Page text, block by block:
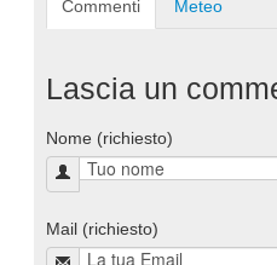
Commenti Meteo
Lascia un
Nome (richiesto)
Mail (richiesto)